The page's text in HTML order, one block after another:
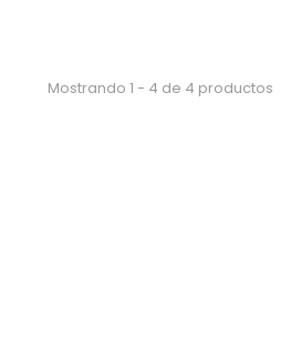
Mostrando 1 - 4 de 4 productos